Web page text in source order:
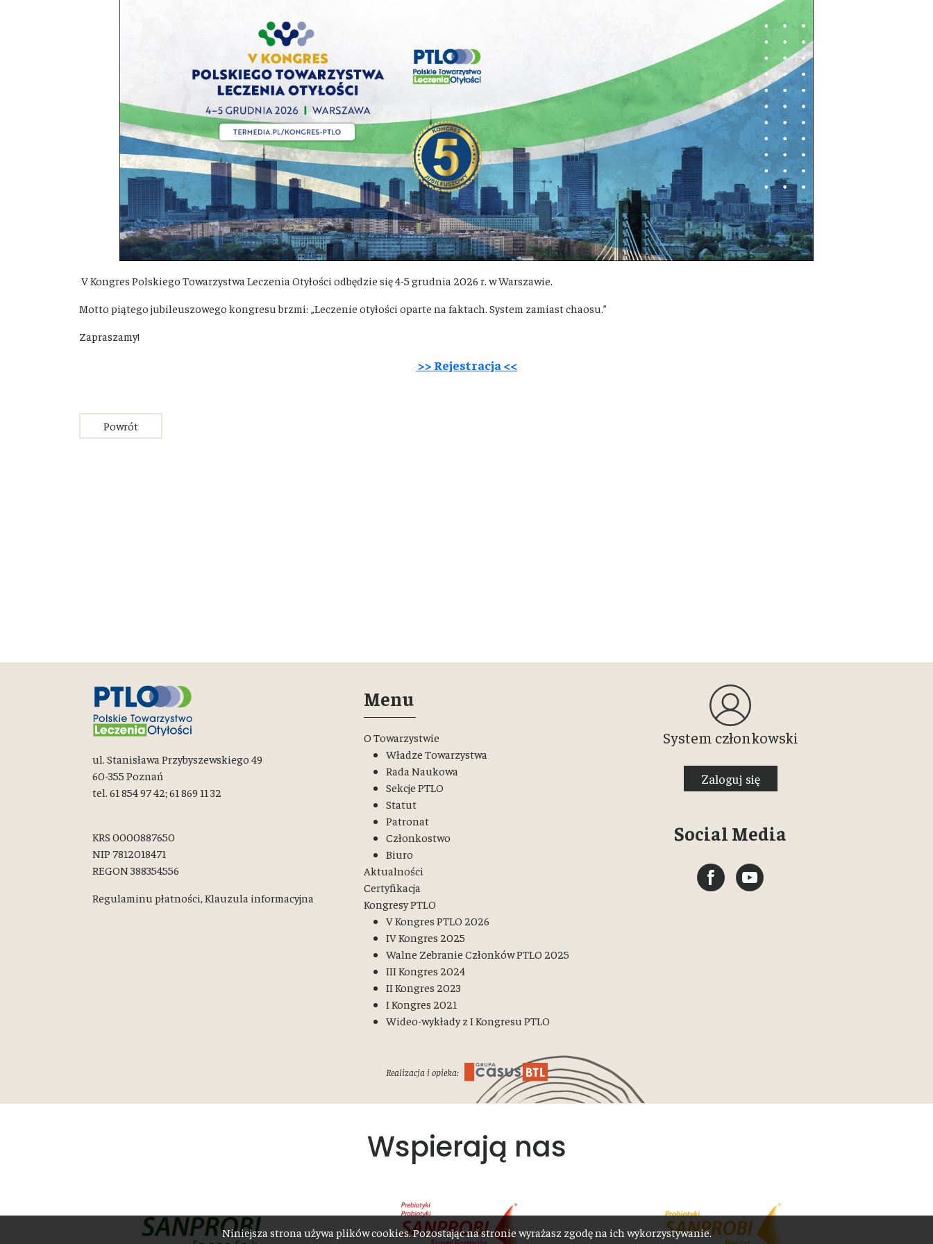
V Kongres Polskiego Towarzystwa Leczenia Otyłości odbędzie się 4-5 grudnia 2026 r. w Warszawie.
Motto piątego jubileuszowego kongresu brzmi: „Leczenie otyłości oparte na faktach. System zamiast chaosu.”
Zapraszamy!
>> Rejestracja <<
Powrót
ul. Stanisława Przybyszewskiego 49
60-355 Poznań
tel. 61 854 97 42; 61 869 11 32
KRS 0000887650
NIP 7812018471
REGON 388354556
Regulaminu płatności,Klauzula informacyjna
Menu
O Towarzystwie
Władze Towarzystwa
Rada Naukowa
Sekcje PTLO
Statut
Patronat
Członkostwo
Biuro
Aktualności
Certyfikacja
Kongresy PTLO
V Kongres PTLO 2026
IV Kongres 2025
Walne Zebranie Członków PTLO 2025
III Kongres 2024
II Kongres 2023
I Kongres 2021
Wideo-wykłady z I Kongresu PTLO
System członkowski
Zaloguj się
Social Media
Realizacja i opieka:
Niniejsza strona używa plików cookies. Pozostając na stronie wyrażasz zgodę na ich wykorzystywanie.
Wspierają nas